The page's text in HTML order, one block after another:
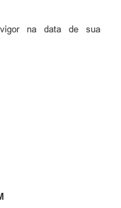
na data de sua